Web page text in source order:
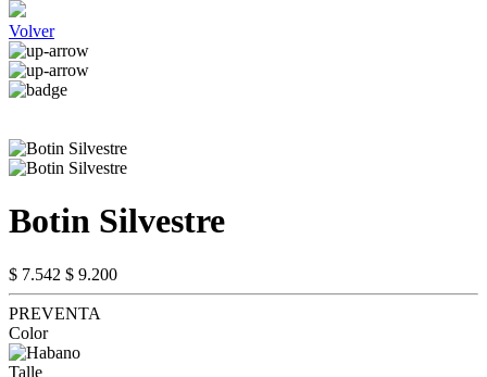
Volver
Botin Silvestre
$ 7.542 $ 9.200
PREVENTA
Color
Talle